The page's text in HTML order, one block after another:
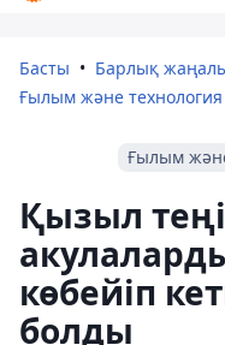
Басты
Барлық
Ғылым және
Ғылым
Қызыл
көбейіп
болды